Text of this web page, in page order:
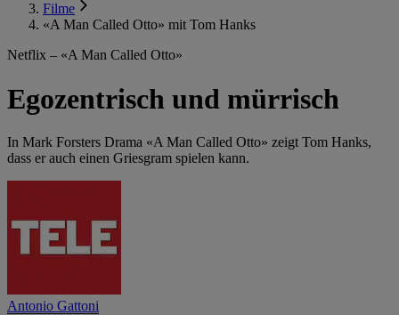
Filme
«A Man Called Otto» mit Tom Hanks
Netflix – «A Man Called Otto»
Egozentrisch und mürrisch
In Mark Forsters Drama «A Man Called Otto» zeigt Tom Hanks,
dass er auch einen Griesgram spielen kann.
Antonio Gattoni